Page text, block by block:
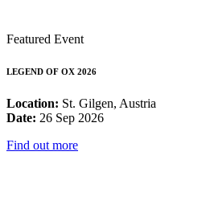
Featured Event
LEGEND OF OX 2026
Location: St. Gilgen, Austria
Date: 26 Sep 2026
Find out more